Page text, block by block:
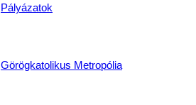
Pályázatok
Görögkatolikus Metropólia